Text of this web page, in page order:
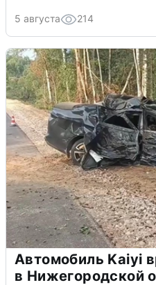
5 августа 214
Автомобиль Kaiyi
в Нижегородской